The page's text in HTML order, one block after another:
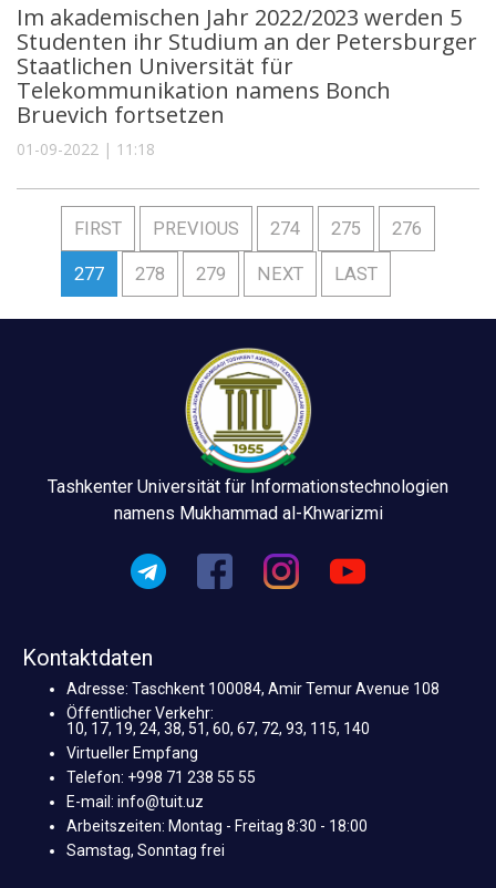
Im akademischen Jahr 2022/2023 werden 5
Studenten ihr Studium an der Petersburger
Staatlichen Universität für
Telekommunikation namens Bonch
Bruevich fortsetzen
01-09-2022 | 11:18
FIRST PREVIOUS 274 275 276
277 278 279 NEXT LAST
Tashkenter Universität für Informationstechnologien
namens Mukhammad al-Khwarizmi
Kontaktdaten
Adresse: Taschkent 100084, Amir Temur Avenue 108
Öffentlicher Verkehr:
10, 17, 19, 24, 38, 51, 60, 67, 72, 93, 115, 140
Virtueller Empfang
Telefon: +998 71 238 55 55
E-mail: info@tuit.uz
Arbeitszeiten: Montag - Freitag 8:30 - 18:00
Samstag, Sonntag frei